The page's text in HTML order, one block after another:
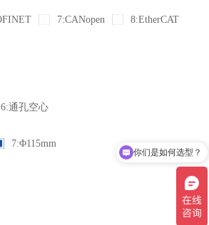
7:CANopen
8:EtherCAT
6:通孔空心
7:Φ115mm
现在有优惠活动吗